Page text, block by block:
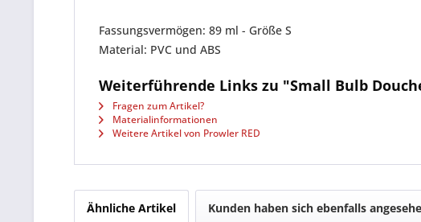
Fassungsvermögen: 89 ml - Größe S
Material: PVC und ABS
Weiterführende Links zu "Small Bulb
Fragen zum Artikel?
Materialinformationen
Weitere Artikel von Prowler RED
Ähnliche Artikel Kunden haben sich ebenfalls